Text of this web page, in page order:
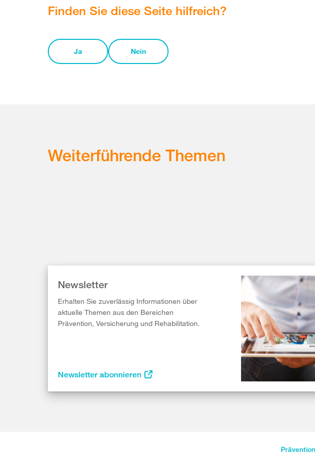
Finden Sie diese Seite hilfreich?
Ja Nein
Weiterführende Themen
Newsletter
Erhalten Sie zuverlässig Informationen über
aktuelle Themen aus den Bereichen
Prävention, Versicherung und Rehabilitation.
Newsletter abonnieren
Prävention